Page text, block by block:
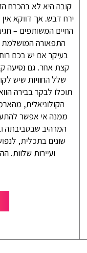
קובה היא לא בהכרח
ירח דבש. אך דווקא
החיים המשותפים –
התפאורה המושלמת
בעיקר אם יש בכם
קצת אחר. גם נסיעה
שלל החוויות שיש
תוכלו לבקר בבירה
הקולוניאלית,
ממנה אי אפשר
המרהיב שבסביבתה
שונים בתכלית,
ועיירות שלוות.